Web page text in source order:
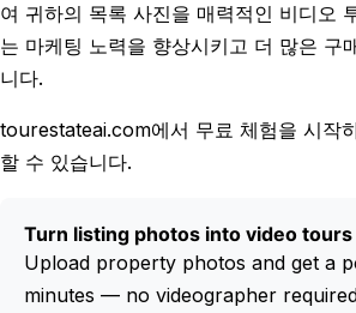
여 귀하의 목록 사진을 매력적인 비디오
는 마케팅 노력을 향상시키고 더 많은 구
니다.
tourestateai.com에서 무료 체험을 시작
할 수 있습니다.
Turn listing photos into video tours
Upload property photos and get a
minutes — no videographer